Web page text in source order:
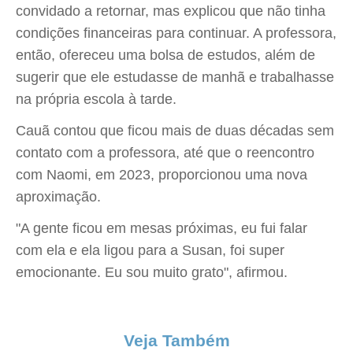
convidado a retornar, mas explicou que não tinha
condições financeiras para continuar. A professora,
então, ofereceu uma bolsa de estudos, além de
sugerir que ele estudasse de manhã e trabalhasse
na própria escola à tarde.
Cauã contou que ficou mais de duas décadas sem
contato com a professora, até que o reencontro
com Naomi, em 2023, proporcionou uma nova
aproximação.
"A gente ficou em mesas próximas, eu fui falar
com ela e ela ligou para a Susan, foi super
emocionante. Eu sou muito grato", afirmou.
Veja Também